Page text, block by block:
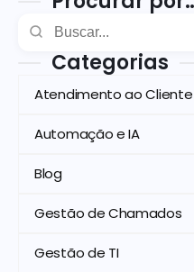
Categorias
Atendimento ao Cliente
Automação e IA
Blog
Gestão de Chamados
Gestão de TI